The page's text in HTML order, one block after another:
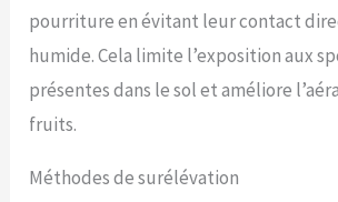
pourriture en évitant leur contact
humide. Cela limite l’exposition aux
présentes dans le sol et améliore
fruits.
Méthodes de surélévation